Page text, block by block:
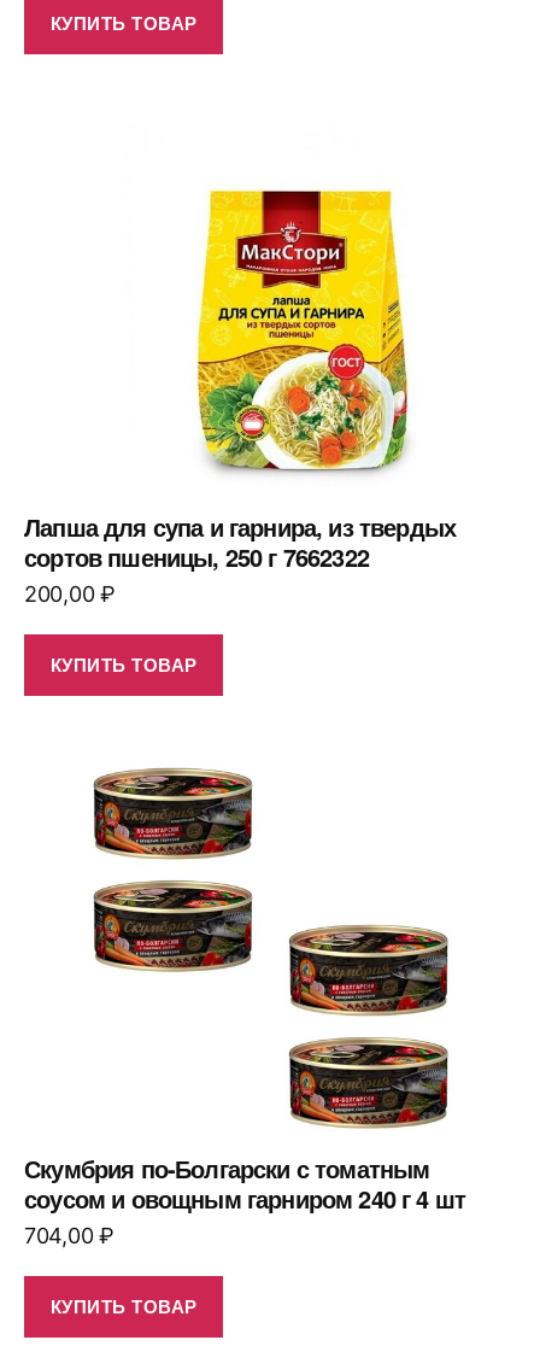
КУПИТЬ ТОВАР
Лапша для супа и гарнира, из твердых
сортов пшеницы, 250 г 7662322
200,00₽
КУПИТЬ ТОВАР
Скумбрия по-Болгарски с томатным
соусом и овощным гарниром 240 г 4 шт
704,00₽
КУПИТЬ ТОВАР